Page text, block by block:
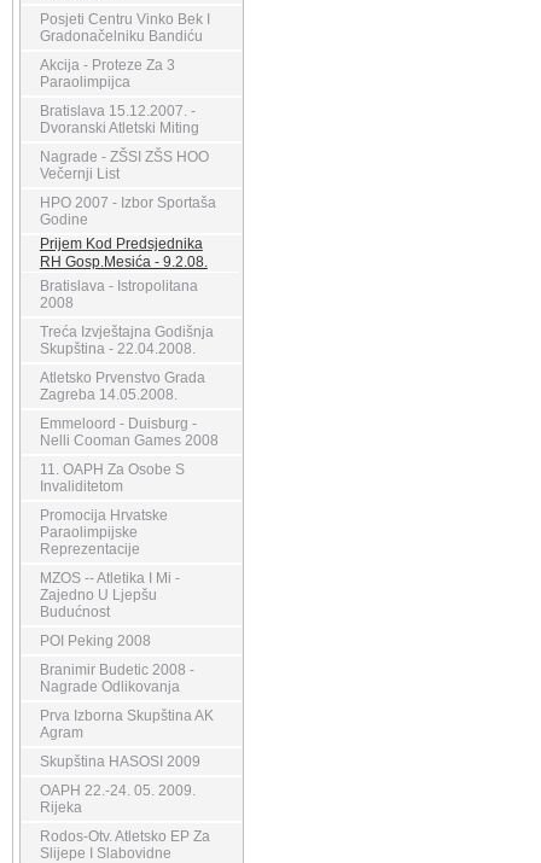
Posjeti Centru Vinko Bek I
Gradonačelniku Bandiću
Akcija - Proteze Za 3
Paraolimpijca
Bratislava 15.12.2007. -
Dvoranski Atletski Miting
Nagrade - ZŠSI ZŠS HOO
Večernji List
HPO 2007 - Izbor Sportaša
Godine
Prijem Kod Predsjednika
RH Gosp.Mesića - 9.2.08.
Bratislava - Istropolitana
2008
Treća Izvještajna Godišnja
Skupština - 22.04.2008.
Atletsko Prvenstvo Grada
Zagreba 14.05.2008.
Emmeloord - Duisburg -
Nelli Cooman Games 2008
11. OAPH Za Osobe S
Invaliditetom
Promocija Hrvatske
Paraolimpijske
Reprezentacije
MZOS -- Atletika I Mi -
Zajedno U Ljepšu
Budućnost
POI Peking 2008
Branimir Budetic 2008 -
Nagrade Odlikovanja
Prva Izborna Skupština AK
Agram
Skupština HASOSI 2009
OAPH 22.-24. 05. 2009.
Rijeka
Rodos-Otv. Atletsko EP Za
Slijepe I Slabovidne